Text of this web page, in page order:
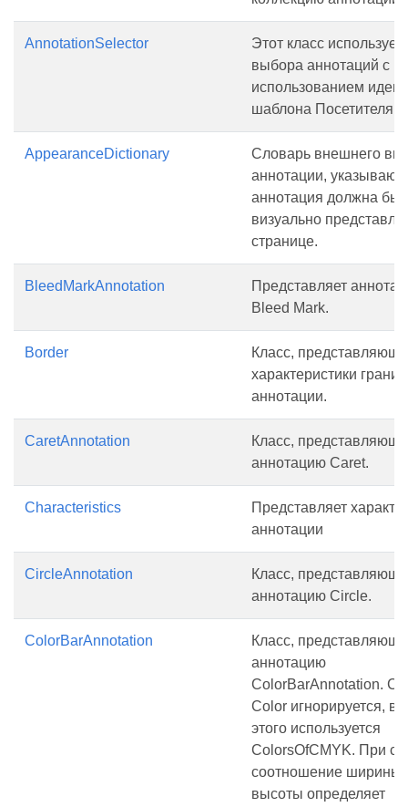
AnnotationSelector
Этот класс
выбора аннотаций с
использованием идеи
шаблона Посетителя.
AppearanceDictionary
Словарь внешнего
аннотации,
аннотация должна
визуально
странице.
BleedMarkAnnotation
Представляет
Bleed Mark.
Border
Класс,
характеристики
аннотации.
CaretAnnotation
Класс,
аннотацию Caret.
Characteristics
Представляет
аннотации
CircleAnnotation
Класс,
аннотацию Circle.
ColorBarAnnotation
Класс,
аннотацию
ColorBarAnnotation.
Color игнорируется,
этого используется
ColorsOfCMYK. При
соотношение ширины
высоты определяет